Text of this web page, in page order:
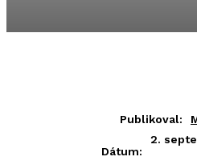
Publikoval:
Dátum:
2.